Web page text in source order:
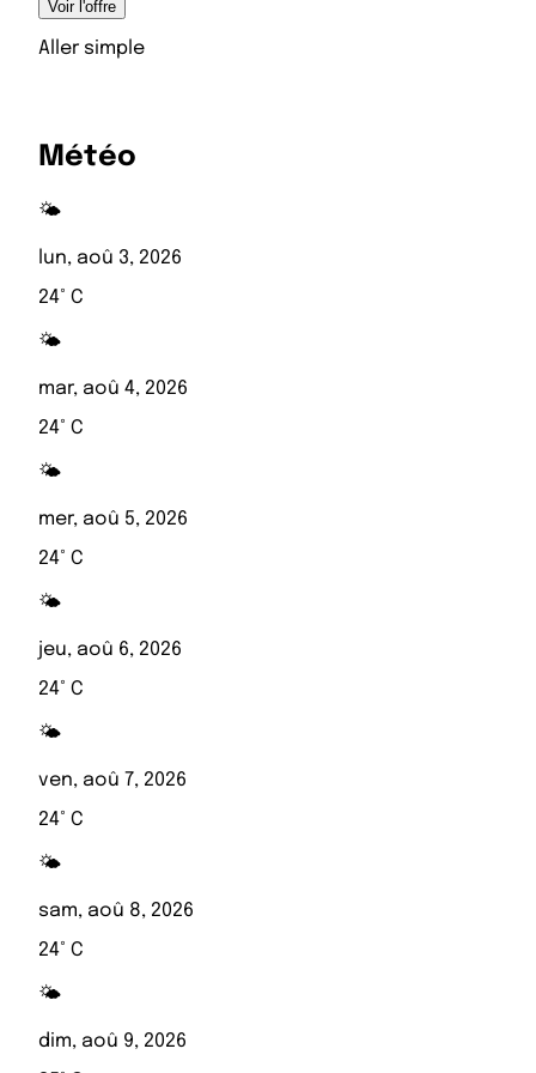
Voir l'offre
Aller simple
Météo
🌤️
lun, aoû 3, 2026
24° C
🌤️
mar, aoû 4, 2026
24° C
🌤️
mer, aoû 5, 2026
24° C
🌤️
jeu, aoû 6, 2026
24° C
🌤️
ven, aoû 7, 2026
24° C
🌤️
sam, aoû 8, 2026
24° C
🌤️
dim, aoû 9, 2026